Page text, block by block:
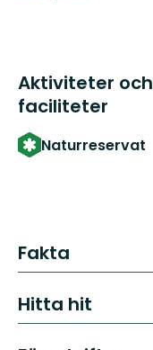
Aktiviteter och
faciliteter
Naturreservat
Fakta
Hitta hit